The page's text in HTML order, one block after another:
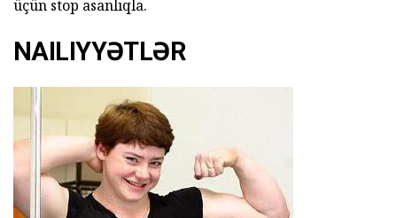
üçün stop asanlıqla.
NAILIYYƏTLƏR